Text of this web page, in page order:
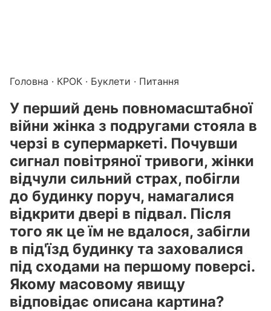
Головна · КРОК · Буклети · Питання
У перший день повномасштабної
війни жінка з подругами стояла в
черзі в супермаркеті. Почувши
сигнал повітряної тривоги, жінки
відчули сильний страх, побігли
до будинку поруч, намагалися
відкрити двері в підвал. Після
того як це їм не вдалося, забігли
в під'їзд будинку та заховалися
під сходами на першому поверсі.
Якому масовому явищу
відповідає описана картина?